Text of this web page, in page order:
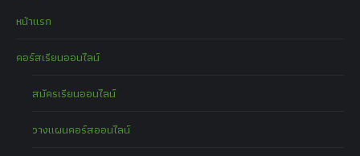
หน้าแรก
คอร์สเรียนออนไลน์
สมัครเรียนออนไลน์
วางแผนคอร์สออนไลน์